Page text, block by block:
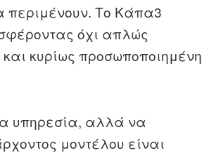
περιμένουν. Το Κάπα3
όχι απλώς
κυρίως προσωποποιημένη
υπηρεσία, αλλά να
μοντέλου είναι